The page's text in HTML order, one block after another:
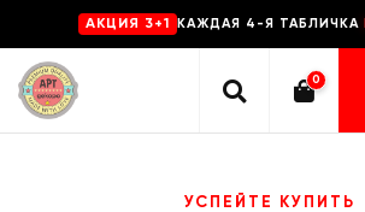
AKЦИЯ 3+1 КАЖДАЯ 4-Я ТАБЛИЧКА
0
УСПЕЙТЕ КУПИТЬ